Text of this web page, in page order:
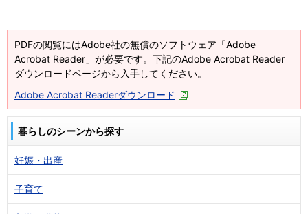
PDFの閲覧にはAdobe社の無償のソフトウェア「Adobe
Acrobat Reader」が必要です。下記のAdobe Acrobat Reader
ダウンロードページから入手してください。
Adobe Acrobat Readerダウンロード
暮らしのシーンから探す
妊娠・出産
子育て